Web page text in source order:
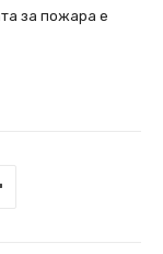
за пожара е